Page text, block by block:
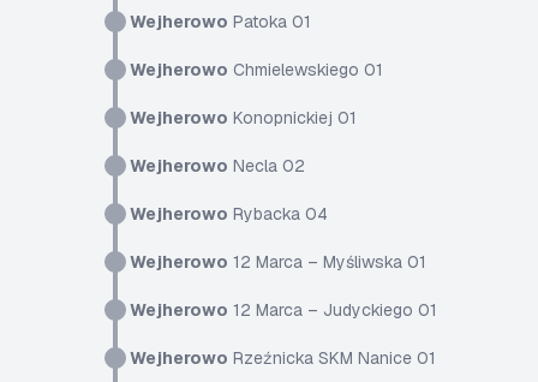
Wejherowo Patoka 01
Wejherowo Chmielewskiego 01
Wejherowo Konopnickiej 01
Wejherowo Necla 02
Wejherowo Rybacka 04
Wejherowo 12 Marca – Myśliwska 01
Wejherowo 12 Marca – Judyckiego 01
Wejherowo Rzeźnicka SKM Nanice 01